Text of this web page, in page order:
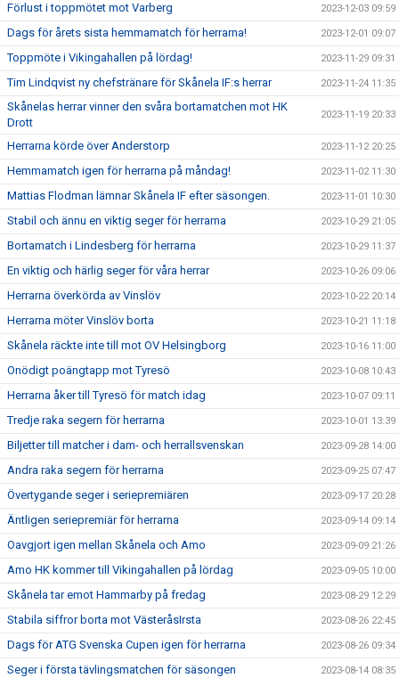
Förlust i toppmötet mot Varberg 2023-12-03 09:59
Dags för årets sista hemmamatch för herrarna! 2023-12-01 09:07
Toppmöte i Vikingahallen på lördag! 2023-11-29 09:31
Tim Lindqvist ny chefstränare för Skånela IF:s herrar 2023-11-24 11:35
Skånelas herrar vinner den svåra bortamatchen mot HK
Drott
2023-11-19 20:33
Herrarna körde över Anderstorp 2023-11-12 20:25
Hemmamatch igen för herrarna på måndag! 2023-11-02 11:30
Mattias Flodman lämnar Skånela IF efter säsongen. 2023-11-01 10:30
Stabil och ännu en viktig seger för herrarna 2023-10-29 21:05
Bortamatch i Lindesberg för herrarna 2023-10-29 11:37
En viktig och härlig seger för våra herrar 2023-10-26 09:06
Herrarna överkörda av Vinslöv 2023-10-22 20:14
Herrarna möter Vinslöv borta 2023-10-21 11:18
Skånela räckte inte till mot OV Helsingborg 2023-10-16 11:00
Onödigt poängtapp mot Tyresö 2023-10-08 10:43
Herrarna åker till Tyresö för match idag 2023-10-07 09:11
Tredje raka segern för herrarna 2023-10-01 13:39
Biljetter till matcher i dam- och herrallsvenskan 2023-09-28 14:00
Andra raka segern för herrarna 2023-09-25 07:47
Övertygande seger i seriepremiären 2023-09-17 20:28
Äntligen seriepremiär för herrarna 2023-09-14 09:14
Oavgjort igen mellan Skånela och Amo 2023-09-09 21:26
Amo HK kommer till Vikingahallen på lördag 2023-09-05 10:00
Skånela tar emot Hammarby på fredag 2023-08-29 12:29
Stabila siffror borta mot VästeråsIrsta 2023-08-26 22:45
Dags för ATG Svenska Cupen igen för herrarna 2023-08-26 09:34
Seger i första tävlingsmatchen för säsongen 2023-08-14 08:35